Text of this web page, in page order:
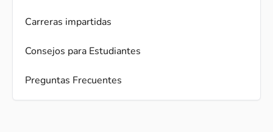
Carreras impartidas
Consejos para Estudiantes
Preguntas Frecuentes